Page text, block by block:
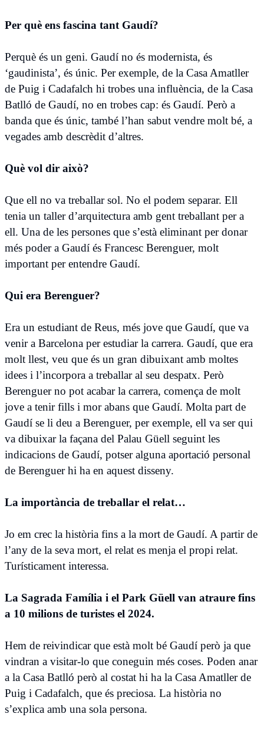
Per què ens fascina tant Gaudí?
Perquè és un geni. Gaudí no és modernista, és
‘gaudinista’, és únic. Per exemple, de la Casa Amatller
de Puig i Cadafalch hi trobes una influència, de la Casa
Batlló de Gaudí, no en trobes cap: és Gaudí. Però a
banda que és únic, també l’han sabut vendre molt bé, a
vegades amb descrèdit d’altres.
Què vol dir això?
Que ell no va treballar sol. No el podem separar. Ell
tenia un taller d’arquitectura amb gent treballant per a
ell. Una de les persones que s’està eliminant per donar
més poder a Gaudí és Francesc Berenguer, molt
important per entendre Gaudí.
Qui era Berenguer?
Era un estudiant de Reus, més jove que Gaudí, que va
venir a Barcelona per estudiar la carrera. Gaudí, que era
molt llest, veu que és un gran dibuixant amb moltes
idees i l’incorpora a treballar al seu despatx. Però
Berenguer no pot acabar la carrera, comença de molt
jove a tenir fills i mor abans que Gaudí. Molta part de
Gaudí se li deu a Berenguer, per exemple, ell va ser qui
va dibuixar la façana del Palau Güell seguint les
indicacions de Gaudí, potser alguna aportació personal
de Berenguer hi ha en aquest disseny.
La importància de treballar el relat…
Jo em crec la història fins a la mort de Gaudí. A partir de
l’any de la seva mort, el relat es menja el propi relat.
Turísticament interessa.
La Sagrada Família i el Park Güell van atraure fins
a 10 milions de turistes el 2024.
Hem de reivindicar que està molt bé Gaudí però ja que
vindran a visitar-lo que coneguin més coses. Poden anar
a la Casa Batlló però al costat hi ha la Casa Amatller de
Puig i Cadafalch, que és preciosa. La història no
s’explica amb una sola persona.